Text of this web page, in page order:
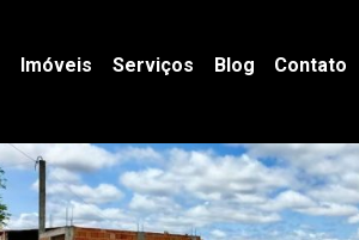
Imóveis Serviços Blog Contato